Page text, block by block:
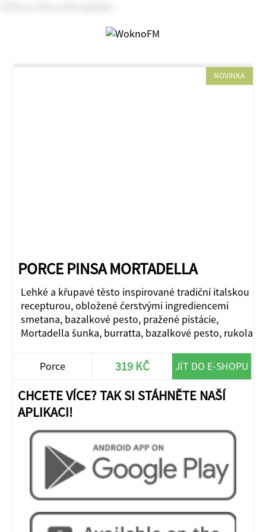
NOVINKA
PORCE PINSA MORTADELLA
Lehké a křupavé těsto inspirované tradiční italskou
recepturou, obložené čerstvými ingrediencemi
smetana, bazalkové pesto, pražené pistácie,
Mortadella šunka, burratta, bazalkové pesto, rukola
Porce 319 KČ JÍT DO E-SHOPU
CHCETE VÍCE? TAK SI STÁHNĚTE NAŠÍ
APLIKACI!